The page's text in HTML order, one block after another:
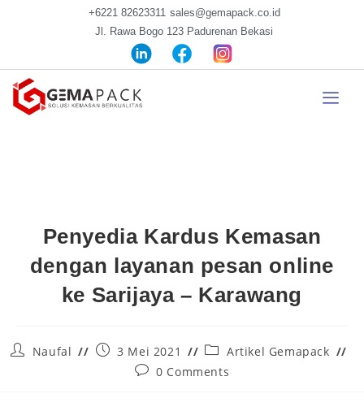
+6221 82623311 sales@gemapack.co.id
Jl. Rawa Bogo 123 Padurenan Bekasi
Penyedia Kardus Kemasan
dengan layanan pesan online
ke Sarijaya – Karawang
Naufal 3 Mei 2021
Artikel Gemapack
0 Comments